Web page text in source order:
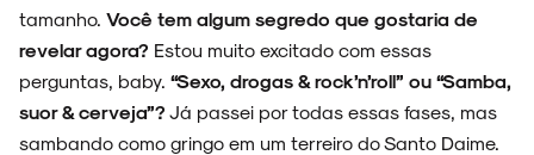
NOVIDADES
tamanho. Você tem algum segredo que gostaria de
revelar agora? Estou muito excitado com essas
perguntas, baby. “Sexo, drogas & rock’n’roll” ou “Samba,
suor & cerveja”? Já passei por todas essas fases, mas
sambando como gringo em um terreiro do Santo Daime.